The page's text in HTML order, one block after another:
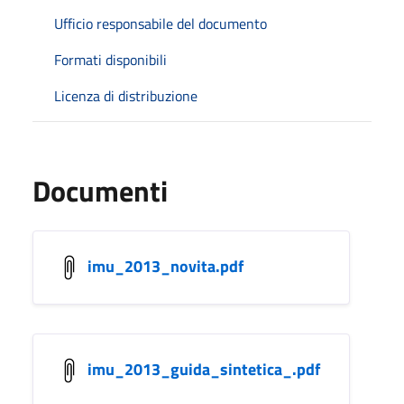
Ufficio responsabile del documento
Formati disponibili
Licenza di distribuzione
Documenti
imu_2013_novita.pdf
imu_2013_guida_sintetica_.pdf